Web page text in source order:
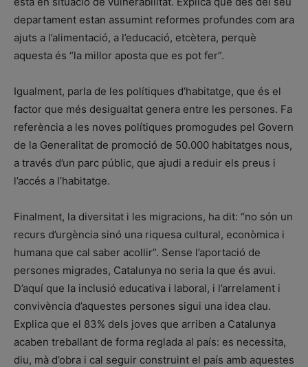
departament estan assumint reformes profundes com ara
ajuts a l’alimentació, a l’educació, etcètera, perquè
aquesta és “la millor aposta que es pot fer”.
Igualment, parla de les polítiques d’habitatge, que és el
factor que més desigualtat genera entre les persones. Fa
referència a les noves polítiques promogudes pel Govern
de la Generalitat de promoció de 50.000 habitatges nous,
a través d’un parc públic, que ajudi a reduir els preus i
l’accés a l’habitatge.
Finalment, la diversitat i les migracions, ha dit: “no són un
recurs d’urgència sinó una riquesa cultural, econòmica i
humana que cal saber acollir”. Sense l’aportació de
persones migrades, Catalunya no seria la que és avui.
D’aquí que la inclusió educativa i laboral, i l’arrelament i
convivència d’aquestes persones sigui una idea clau.
Explica que el 83% dels joves que arriben a Catalunya
acaben treballant de forma reglada al país: es necessita,
diu, mà d’obra i cal seguir construint el país amb aquestes